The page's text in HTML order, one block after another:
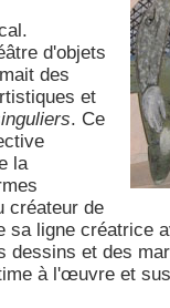
d'objets
des
et
. Ce
la
créateur de
sa ligne créatrice
dessins et des
à l'œuvre et